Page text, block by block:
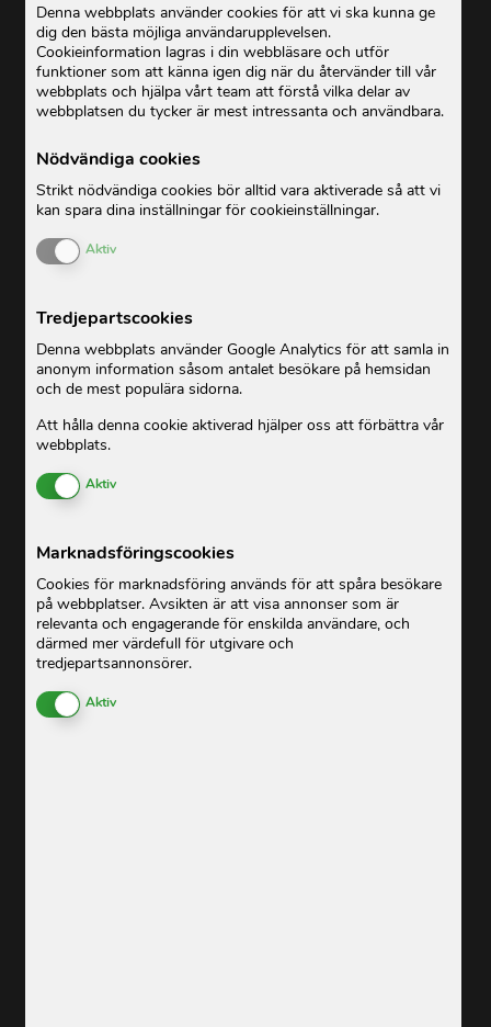
Denna webbplats använder cookies för att vi ska kunna ge
dig den bästa möjliga användarupplevelsen.
Cookieinformation lagras i din webbläsare och utför
funktioner som att känna igen dig när du återvänder till vår
webbplats och hjälpa vårt team att förstå vilka delar av
webbplatsen du tycker är mest intressanta och användbara.
Nödvändiga cookies
Strikt nödvändiga cookies bör alltid vara aktiverade så att vi
kan spara dina inställningar för cookieinställningar.
Enable or Disable Cookies
Aktiv
Tredjepartscookies
Denna webbplats använder Google Analytics för att samla in
anonym information såsom antalet besökare på hemsidan
och de mest populära sidorna.
Att hålla denna cookie aktiverad hjälper oss att förbättra vår
webbplats.
Enable or Disable Cookies
Aktiv
Marknadsföringscookies
Cookies för marknadsföring används för att spåra besökare
på webbplatser. Avsikten är att visa annonser som är
relevanta och engagerande för enskilda användare, och
därmed mer värdefull för utgivare och
tredjepartsannonsörer.
Enable or Disable Cookies
Aktiv